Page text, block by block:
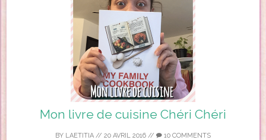
Mon livre de cuisine Chéri Chéri
BY LAETITIA // 20 AVRIL 2016 // 10 COMMENTS